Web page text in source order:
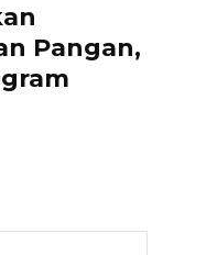
Pangan,